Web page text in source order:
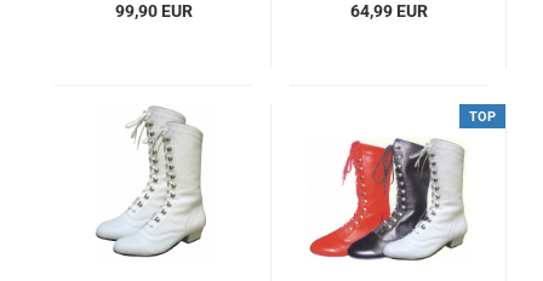
99,90 EUR 64,99 EUR
TOP